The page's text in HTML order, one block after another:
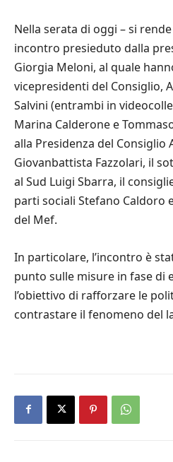
Nella serata di oggi – si
incontro presieduto dalla
Giorgia Meloni, al quale
vicepresidenti del Consiglio,
Salvini (entrambi in
Marina Calderone e
alla Presidenza del
Giovanbattista Fazzolari, il
al Sud Luigi Sbarra, il
parti sociali Stefano Caldoro
del Mef.
In particolare, l’incontro è
punto sulle misure in fase di
l’obiettivo di rafforzare le
contrastare il fenomeno del